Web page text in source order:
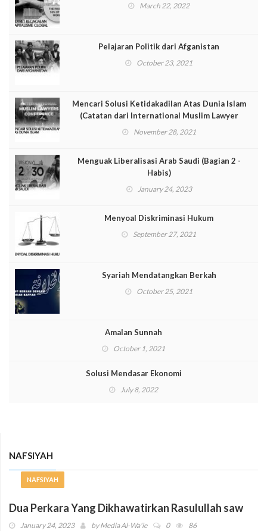
March 22, 2022
Pelajaran Politik dari Afganistan
October 23, 2021
Mencari Solusi Ketidakadilan Atas Dunia Islam
(Catatan dari International Muslim Lawyer
Conference [IMLC])
November 28, 2021
Menguak Liberalisasi Arab Saudi (Bagian 2 -
Habis)
January 24, 2023
Menyoal Diskriminasi Hukum
September 27, 2021
Syariah Mendatangkan Berkah
October 25, 2021
Amalan Sunnah
October 1, 2021
Solusi Mendasar Ekonomi
July 8, 2022
NAFSIYAH
NAFSIYAH
Dua Perkara Yang Dikhawatirkan Rasulullah saw
January 24, 2023 byMedia Al-Wa'ie 0 86